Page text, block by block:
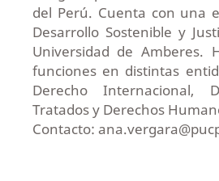
del Perú. Cuenta con una
Desarrollo Sostenible y
Universidad de Amberes.
funciones en distintas
Derecho Internacional,
Tratados y Derechos
Contacto: